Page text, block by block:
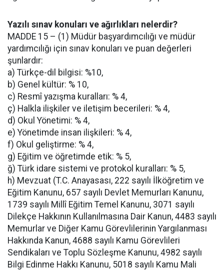
Yazılı sınav konuları ve ağırlıkları nelerdir?
MADDE 15 – (1) Müdür başyardımcılığı ve müdür
yardımcılığı için sınav konuları ve puan değerleri
şunlardır:
a) Türkçe-dil bilgisi: %10,
b) Genel kültür: % 10,
c) Resmî yazışma kuralları: % 4,
ç) Halkla ilişkiler ve iletişim becerileri: % 4,
d) Okul Yönetimi: % 4,
e) Yönetimde insan ilişkileri: % 4,
f) Okul geliştirme: % 4,
g) Eğitim ve öğretimde etik: % 5,
ğ) Türk idare sistemi ve protokol kuralları: % 5,
h) Mevzuat (T.C. Anayasası, 222 sayılı İlköğretim ve
Eğitim Kanunu, 657 sayılı Devlet Memurları Kanunu,
1739 sayılı Millî Eğitim Temel Kanunu, 3071 sayılı
Dilekçe Hakkının Kullanılmasına Dair Kanun, 4483 sayılı
Memurlar ve Diğer Kamu Görevlilerinin Yargılanması
Hakkında Kanun, 4688 sayılı Kamu Görevlileri
Sendikaları ve Toplu Sözleşme Kanunu, 4982 sayılı
Bilgi Edinme Hakkı Kanunu, 5018 sayılı Kamu Mali